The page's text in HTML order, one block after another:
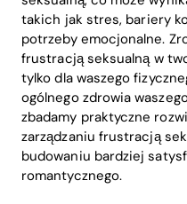
takich jak stres, bariery
potrzeby emocjonalne.
frustracją seksualną w
tylko dla waszego
ogólnego zdrowia
zbadamy praktyczne
zarządzaniu frustracją
budowaniu bardziej
romantycznego.